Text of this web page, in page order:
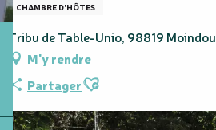
CHAMBRE D'HÔTES
Tribu de Table-Unio, 98819 Moindou
M'y rendre
PartagerAjouter aux favoris